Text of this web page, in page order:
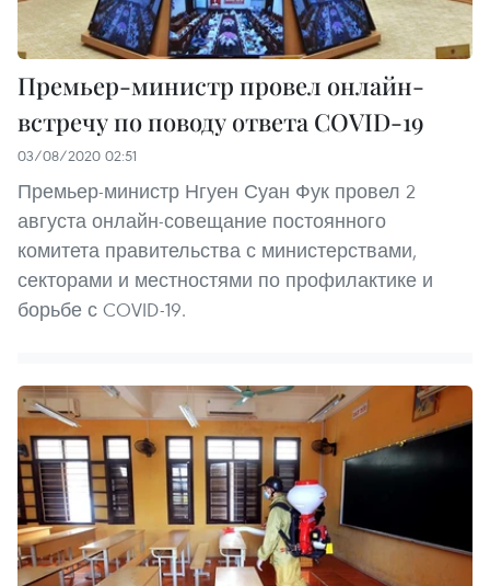
Премьер-министр провел онлайн-
встречу по поводу ответа COVID-19
03/08/2020 02:51
Премьер-министр Нгуен Суан Фук провел 2
августа онлайн-совещание постоянного
комитета правительства с министерствами,
секторами и местностями по профилактике и
борьбе с COVID-19.